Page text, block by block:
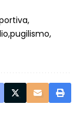
pugilismo